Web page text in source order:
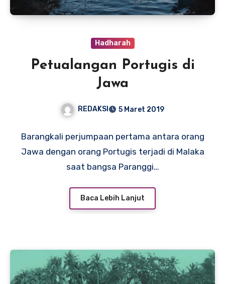
Hadharah
Petualangan Portugis di
Jawa
REDAKSI 5 Maret 2019
Barangkali perjumpaan pertama antara orang
Jawa dengan orang Portugis terjadi di Malaka
saat bangsa Paranggi…
Baca Lebih Lanjut